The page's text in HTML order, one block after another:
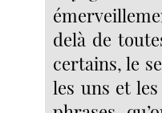
delà de
certains, le
les uns et